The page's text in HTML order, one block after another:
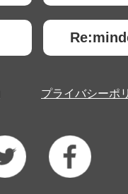
プライバシーポ